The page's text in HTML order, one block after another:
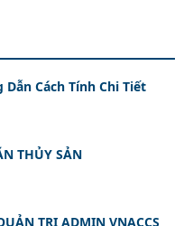
Dẫn Cách Tính Chi Tiết
THỦY SẢN
TRỊ ADMIN VNACCS